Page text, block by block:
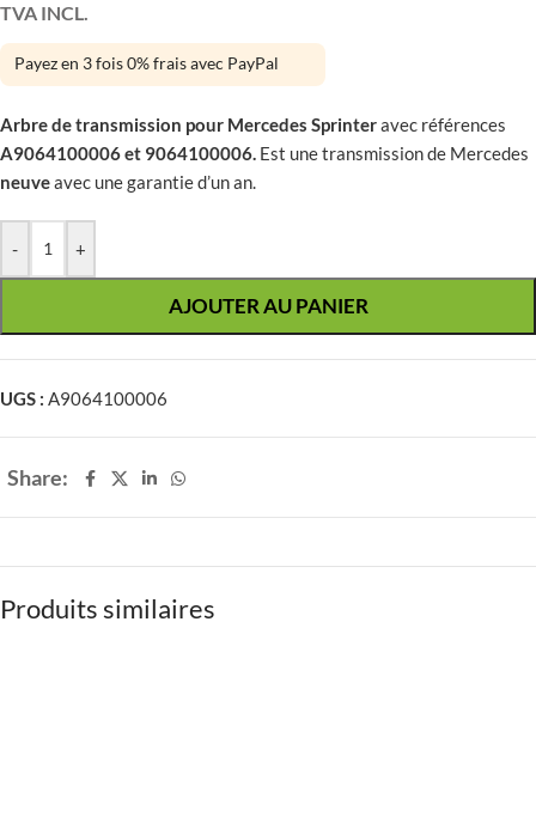
TVA INCL.
Payez en 3 fois 0% frais avec PayPal
Arbre de transmission pour Mercedes Sprinteravec références
A9064100006 et 9064100006. Est une transmission de Mercedes
neuveavec une garantie d’un an.
- +
AJOUTER AU PANIER
UGS : A9064100006
Share:
Produits similaires